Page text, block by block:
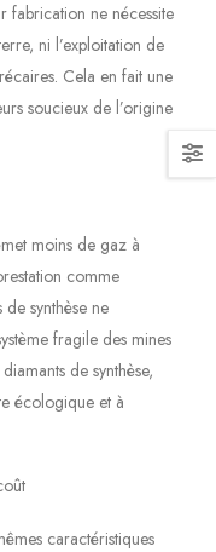
fabrication ne nécessite
ni l’exploitation de
Cela en fait une
soucieux de l’origine
moins de gaz à
comme
de synthèse ne
fragile des mines
de synthèse,
écologique et à
caractéristiques